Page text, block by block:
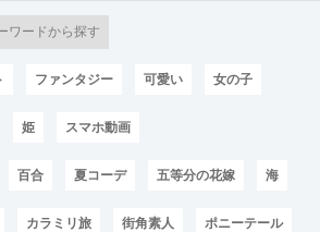
ワードから探す
ファンタジー 可愛い 女の子
姫 スマホ動画
百合 夏コーデ 五等分の花嫁 海
カラミリ旅 街角素人 ポニーテール